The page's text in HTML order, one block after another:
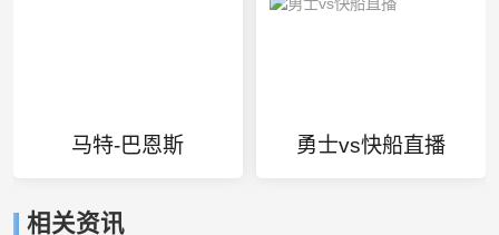
马特-巴恩斯 勇士vs快船直播
相关资讯